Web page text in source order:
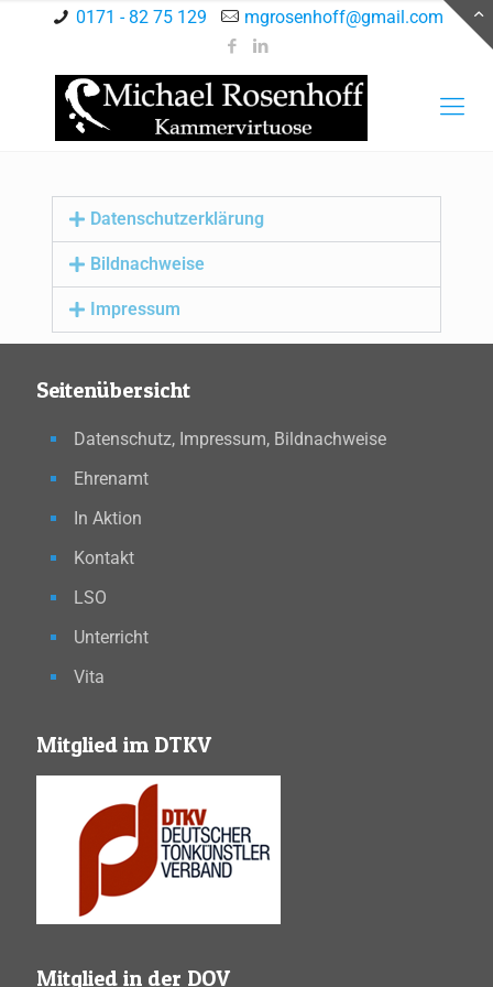
0171 - 82 75 129 mgrosenhoff@gmail.com
Datenschutzerklärung
Bildnachweise
Impressum
Seitenübersicht
Datenschutz, Impressum, Bildnachweise
Ehrenamt
In Aktion
Kontakt
LSO
Unterricht
Vita
Mitglied im DTKV
Mitglied in der DOV